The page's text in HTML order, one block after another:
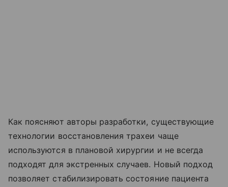
Как поясняют авторы разработки, существующие
технологии восстановления трахеи чаще
используются в плановой хирургии и не всегда
подходят для экстренных случаев. Новый подход
позволяет стабилизировать состояние пациента